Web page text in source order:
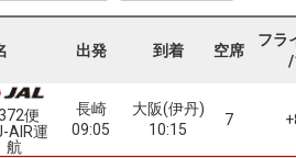
出発 到着 空席
フラ
/
便
AIR運
航
長崎
09:05
大阪(伊丹)
10:15
7